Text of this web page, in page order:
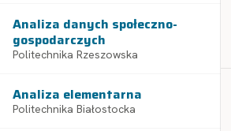
Analiza danych społeczno-
gospodarczych
Politechnika Rzeszowska
Analiza elementarna
Politechnika Białostocka